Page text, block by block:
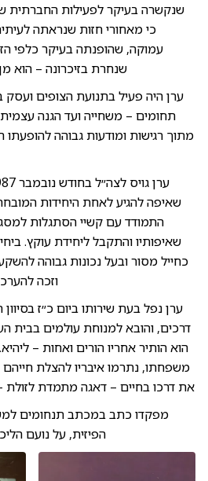
שנקשרה בעיקר לפעילות החברתית
כי מאחורי חזות שנראתה
עמוקה, שהופנתה בעיקר כלפי
שנחרת בזיכרונה – הוא
ערן היה פעיל בתנועת הצופים ועסק
תחומים – משחייה ועד הגנה
מתוך רגישות ומודעות גבוהה
שאיפה להגיע לאחת היחידות
התמודד עם קשיי הסתגלות
שאיפותיו והתקבל ליחידת עוקץ.
כחייל מסור ובעל נכונות גבוהה
וזכה
דרכים, והובא למנוחת עולמים בבית
הוא הותיר אחריו הורים ואחות –
משפחתו, נתרמו איבריו להצלת
את דרכו בחיים – דאגה מתמדת
מפקדו כתב במכתב תנחומים
הפיזית, על נועם